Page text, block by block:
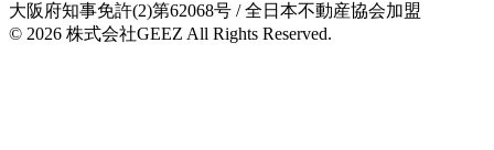
大阪府知事免許(2)第62068号 / 全日本不動産協会加盟
© 2026 株式会社GEEZ All Rights Reserved.